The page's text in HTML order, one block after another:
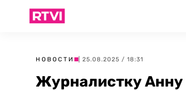
НОВОСТИ | 25.08.2025 / 18:31
Журналистку Анну